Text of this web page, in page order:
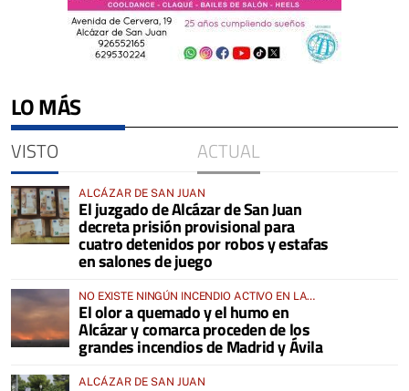
LO MÁS
VISTO ACTUAL
ALCÁZAR DE SAN JUAN
El juzgado de Alcázar de San Juan
decreta prisión provisional para
cuatro detenidos por robos y estafas
en salones de juego
NO EXISTE NINGÚN INCENDIO ACTIVO EN LA
COMARCA
El olor a quemado y el humo en
Alcázar y comarca proceden de los
grandes incendios de Madrid y Ávila
ALCÁZAR DE SAN JUAN